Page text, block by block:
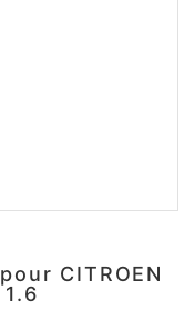
CITROEN